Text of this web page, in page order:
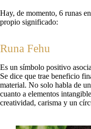
Hay, de momento, 6 runas
propio significado:
Runa Fehu
Es un símbolo positivo
Se dice que trae beneficio
material. No solo habla de
cuanto a elementos
creatividad, carisma y un